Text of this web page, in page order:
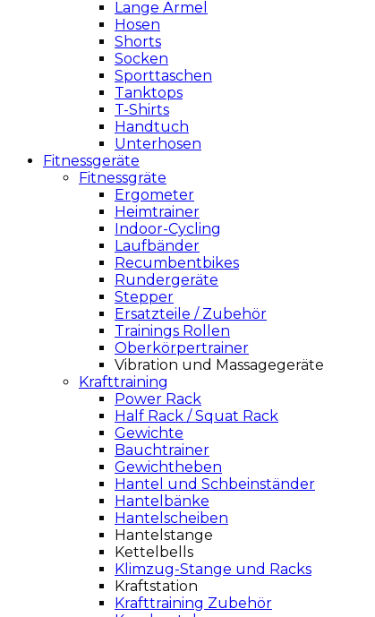
Lange Ärmel
Hosen
Shorts
Socken
Sporttaschen
Tanktops
T-Shirts
Handtuch
Unterhosen
Fitnessgeräte
Fitnessgräte
Ergometer
Heimtrainer
Indoor-Cycling
Laufbänder
Recumbentbikes
Rundergeräte
Stepper
Ersatzteile / Zubehör
Trainings Rollen
Oberkörpertrainer
Vibration und Massagegeräte
Krafttraining
Power Rack
Half Rack / Squat Rack
Gewichte
Bauchtrainer
Gewichtheben
Hantel und Schbeinständer
Hantelbänke
Hantelscheiben
Hantelstange
Kettelbells
Klimzug-Stange und Racks
Kraftstation
Krafttraining Zubehör